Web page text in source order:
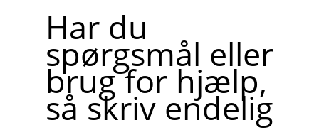
Har du
spørgsmål eller
brug for hjælp,
så skriv endelig